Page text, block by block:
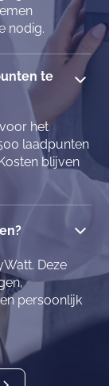
nodig.
te
het
laadpunten
blijven
Deze
persoonlijk